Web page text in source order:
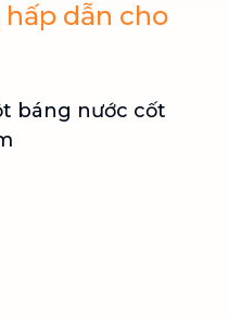
dẫn cho
báng nước cốt